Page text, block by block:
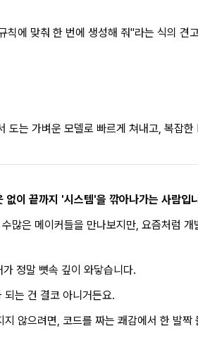
에 맞춰 한 번에 생성해 줘"라는 식의
도는 가벼운 모델로 빠르게 쳐내고, 복잡
이 끝까지 '시스템'을 깎아나가는 사람입
많은 메이커들을 만나보지만, 요즘처럼
정말 뼛속 깊이 와닿습니다.
는 건 결코 아니거든요.
않으려면, 코드를 짜는 쾌감에서 한 발